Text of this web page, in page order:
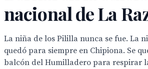
nacional de La
La niña de los Pililla nunca se fue. La
quedó para siempre en Chipiona. Se
balcón del Humilladero para respirar